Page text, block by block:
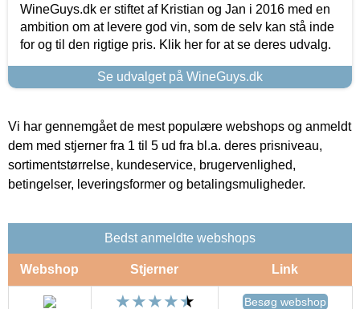
WineGuys.dk er stiftet af Kristian og Jan i 2016 med en
ambition om at levere god vin, som de selv kan stå inde
for og til den rigtige pris. Klik her for at se deres udvalg.
Se udvalget på WineGuys.dk
Vi har gennemgået de mest populære webshops og anmeldt
dem med stjerner fra 1 til 5 ud fra bl.a. deres prisniveau,
sortimentstørrelse, kundeservice, brugervenlighed,
betingelser, leveringsformer og betalingsmuligheder.
Bedst anmeldte webshops
Webshop Stjerner Link
Besøg webshop